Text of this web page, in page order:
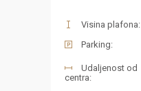
Visina plafona:
Parking:
Udaljenost od
centra: